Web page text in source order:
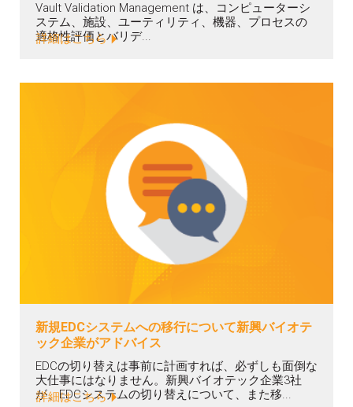
Vault Validation Management は、コンピューターシ
ステム、施設、ユーティリティ、機器、プロセスの
適格性評価とバリデ...
詳細はこちら
新規EDCシステムへの移行について新興バイオテ
ック企業がアドバイス
EDCの切り替えは事前に計画すれば、必ずしも面倒な
大仕事にはなりません。新興バイオテック企業3社
が、EDCシステムの切り替えについて、また移...
詳細はこちら